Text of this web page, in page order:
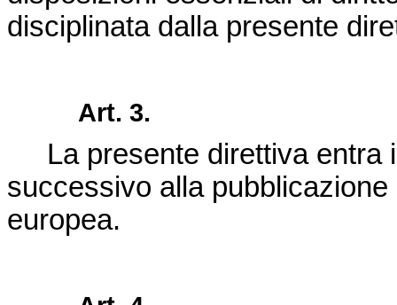
disciplinata dalla presente
Art. 3.
La presente direttiva entra
successivo alla
europea.